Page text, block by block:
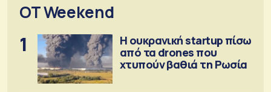
OT Weekend
1
Η ουκρανική startup πίσω
από τα drones που
χτυπούν βαθιά τη Ρωσία